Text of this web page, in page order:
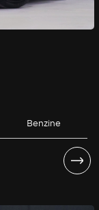
Benzine